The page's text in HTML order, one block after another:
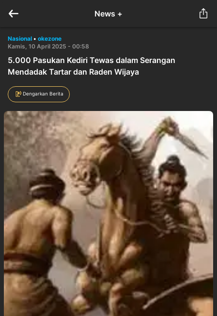
News +
Nasional • okezone
Kamis, 10 April 2025 - 00:58
5.000 Pasukan Kediri Tewas dalam Serangan
Mendadak Tartar dan Raden Wijaya
Dengarkan Berita